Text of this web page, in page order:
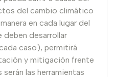
del cambio climático
en cada lugar del
deben desarrollar
caso), permitirá
y mitigación frente
las herramientas